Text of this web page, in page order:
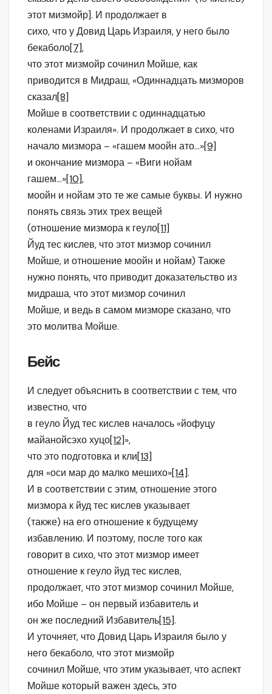
этот мизмойр]. И продолжает в
сихо, что у Довид Царь Израиля, у него было
бекаболо[7],
что этот мизмойр сочинил Мойше, как
приводится в Мидраш, «Одиннадцать мизморов
сказал[8]
Мойше в соответствии с одиннадцатью
коленами Израиля». И продолжает в сихо, что
начало мизмора – «гашем моойн ато…»[9]
и окончание мизмора – «Виги нойам
гашем…»[10],
моойн и нойам это те же самые буквы. И нужно
понять связь этих трех вещей
(отношение мизмора к геуло[11]
Йуд тес кислев, что этот мизмор сочинил
Мойше, и отношение моойн и нойам) Также
нужно понять, что приводит доказательство из
мидраша, что этот мизмор сочинил
Мойше, и ведь в самом мизморе сказано, что
это молитва Мойше.
Бейс
И следует объяснить в соответствии с тем, что
известно, что
в геуло Йуд тес кислев началось «йофуцу
майанойсэхо хуцо[12]»,
что это подготовка и кли[13]
для «оси мар до малко мешихо»[14].
И в соответствии с этим, отношение этого
мизмора к йуд тес кислев указывает
(также) на его отношение к будущему
избавлению. И поэтому, после того как
говорит в сихо, что этот мизмор имеет
отношение к геуло йуд тес кислев,
продолжает, что этот мизмор сочинил Мойше,
ибо Мойше – он первый избавитель и
он же последний Избавитель[15].
И уточняет, что Довид Царь Израиля было у
него бекаболо, что этот мизмойр
сочинил Мойше, что этим указывает, что аспект
Мойше который важен здесь, это